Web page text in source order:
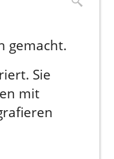
gemacht.
Sie
mit